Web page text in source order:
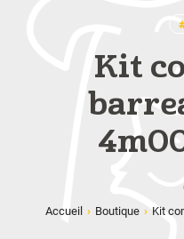
Kit
Accueil › Boutique › Kit